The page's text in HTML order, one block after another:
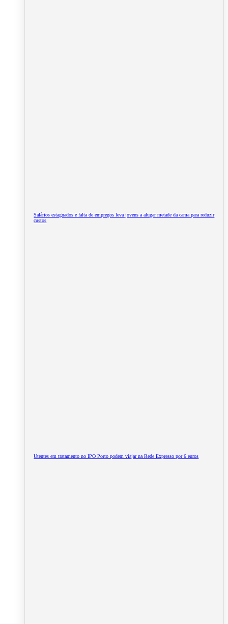
Salários estagnados e falta de empregos leva jovens a alugar metade da cama para reduzir
custos
Utentes em tratamento no IPO Porto podem viajar na Rede Expresso por 6 euros